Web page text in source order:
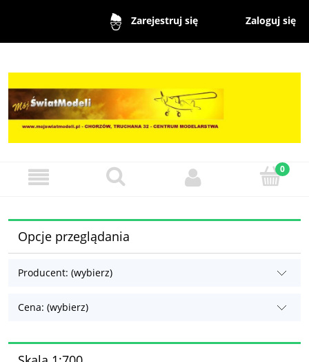
Zarejestruj się Zaloguj się
Opcje przeglądania
Producent: (wybierz)
Cena: (wybierz)